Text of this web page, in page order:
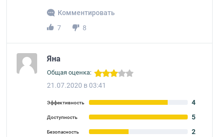
Комментировать
7
8
Яна
Общая оценка:
21.07.2020 в 03:41
Эффективность 4
Доступность 5
Безопасность 2